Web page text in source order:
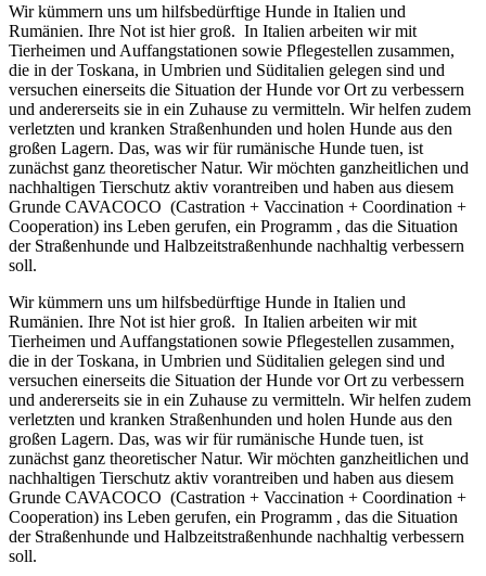
Wir kümmern uns um hilfsbedürftige Hunde in Italien und
Rumänien. Ihre Not ist hier groß. In Italien arbeiten wir mit
Tierheimen und Auffangstationen sowie Pflegestellen zusammen,
die in der Toskana, in Umbrien und Süditalien gelegen sind und
versuchen einerseits die Situation der Hunde vor Ort zu verbessern
und andererseits sie in ein Zuhause zu vermitteln. Wir helfen zudem
verletzten und kranken Straßenhunden und holen Hunde aus den
großen Lagern. Das, was wir für rumänische Hunde tuen, ist
zunächst ganz theoretischer Natur. Wir möchten ganzheitlichen und
nachhaltigen Tierschutz aktiv vorantreiben und haben aus diesem
Grunde CAVACOCO (Castration + Vaccination + Coordination +
Cooperation) ins Leben gerufen, ein Programm , das die Situation
der Straßenhunde und Halbzeitstraßenhunde nachhaltig verbessern
soll.
Wir kümmern uns um hilfsbedürftige Hunde in Italien und
Rumänien. Ihre Not ist hier groß. In Italien arbeiten wir mit
Tierheimen und Auffangstationen sowie Pflegestellen zusammen,
die in der Toskana, in Umbrien und Süditalien gelegen sind und
versuchen einerseits die Situation der Hunde vor Ort zu verbessern
und andererseits sie in ein Zuhause zu vermitteln. Wir helfen zudem
verletzten und kranken Straßenhunden und holen Hunde aus den
großen Lagern. Das, was wir für rumänische Hunde tuen, ist
zunächst ganz theoretischer Natur. Wir möchten ganzheitlichen und
nachhaltigen Tierschutz aktiv vorantreiben und haben aus diesem
Grunde CAVACOCO (Castration + Vaccination + Coordination +
Cooperation) ins Leben gerufen, ein Programm , das die Situation
der Straßenhunde und Halbzeitstraßenhunde nachhaltig verbessern
soll.